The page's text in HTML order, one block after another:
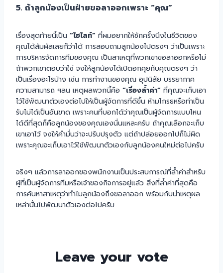
5. ถ้าลูกน้องเป็นฝ่ายขอลาออกเพราะ “คุณ”
เรื่องสุดท้ายนี้เป็น “ไฮไลท์” ที่ผมอยากให้ซักครั้งนึงในชีวิตของ
คุณได้สัมผัสเลยก็ว่าได้ การสอบถามลูกน้องไปตรงๆ ว่าเป็นเพราะ
การบริหารจัดการทีมของคุณ เป็นสาเหตุที่พวกเขาขอลาออกหรือไม่
ถ้าพวกเขาตอบว่าใช่ จงให้ลูกน้องได้เปิดอกคุยกับคุณตรงๆ ว่า
เป็นเรื่องอะไรบ้าง เช่น การทำงานของคุณ อุปนิสัย บรรยากาศ
ความสามารถ ฯลน เหตุผลพวกนี้คือ “เรื่องล้ำค่า” ที่คุณจะเก็บเอา
ไว้ใช้พัฒนาตัวเองต่อไปให้เป็นผู้จัดการที่ดีขึ้น ห้ามโกรธหรือทำเป็น
รับไม่ได้เป็นอันขาด เพราะคนที่บอกได้ว่าคุณเป็นผู้จัดการแบบไหน
ได้ดีที่สุดก็คือลูกน้องของคุณเองนั่นแหละครับ ถ้าคุณเลือกจะเก็บ
เขาเอาไว้ จงให้คำมั่นว่าจะปรับปรุงตัว แต่ถ้าปล่อยออกไปก็ไม่ผิด
เพราะคุณจะเก็บเอาไว้ใช้พัฒนาตัวเองกับลูกน้องคนใหม่ต่อไปครับ
จริงๆ แล้วการลาออกของพนักงานเป็นประสบการณ์ที่ล้ำค่าสำหรับ
ผู้ที่เป็นผู้จัดการทีมหรือเจ้าของกิจการอยู่แล้ว สิ่งที่ล้ำค่าที่สุดคือ
การค้นหาสาเหตุว่าทำไมลูกน้องถึงขอลาออก พร้อมกับนำเหตุผล
เหล่านั้นไปพัฒนาตัวเองต่อไปครับ
Leave your vote